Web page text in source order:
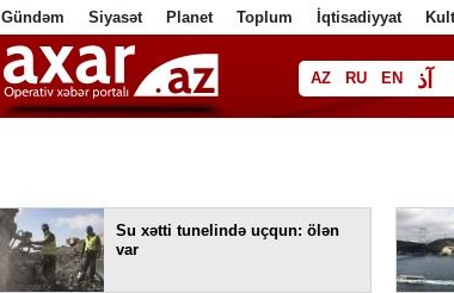
Gündəm Siyasət Planet Toplum İqtisadiyyat Kult
AZ RU EN آذ
فا
Su xətti tunelində uçqun: ölən
var